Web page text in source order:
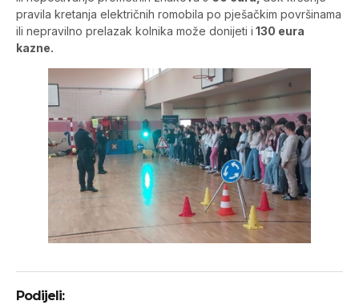
pravila kretanja električnih romobila po pješačkim površinama
ili nepravilno prelazak kolnika može donijeti i 130 eura
kazne.
Podijeli: